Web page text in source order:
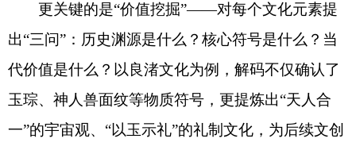
更关键的是“价值挖掘”——对每个文化元素提
出“三问”：历史渊源是什么？核心符号是什么？当
代价值是什么？以良渚文化为例，解码不仅确认了
玉琮、神人兽面纹等物质符号，更提炼出“天人合
一”的宇宙观、“以玉示礼”的礼制文化，为后续文创